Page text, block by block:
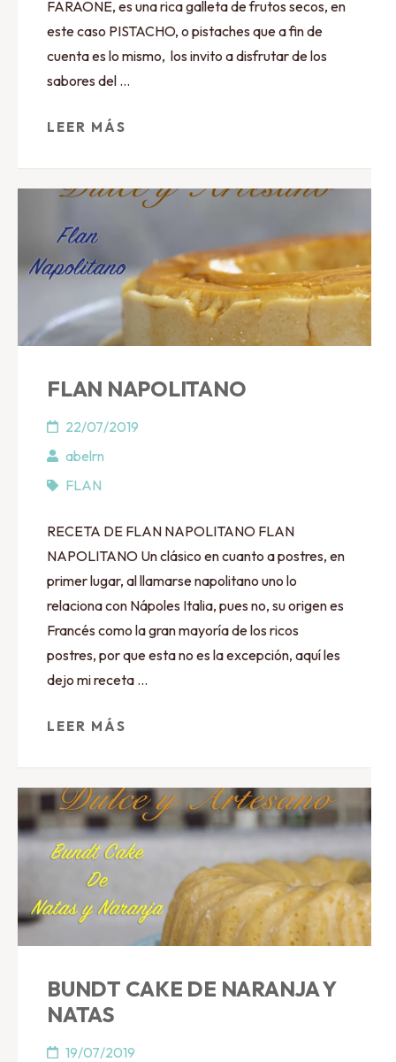
FARAONE, es una rica galleta de frutos secos, en
este caso PISTACHO, o pistaches que a fin de
cuenta es lo mismo, los invito a disfrutar de los
sabores del …
LEER MÁS
FLAN NAPOLITANO
22/07/2019
abelrn
FLAN
RECETA DE FLAN NAPOLITANO FLAN
NAPOLITANO Un clásico en cuanto a postres, en
primer lugar, al llamarse napolitano uno lo
relaciona con Nápoles Italia, pues no, su origen es
Francés como la gran mayoría de los ricos
postres, por que esta no es la excepción, aquí les
dejo mi receta …
LEER MÁS
BUNDT CAKE DE NARANJA Y
NATAS
19/07/2019